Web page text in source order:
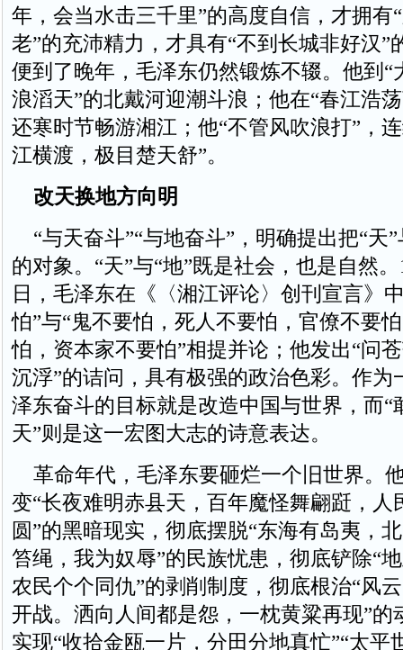
年，会当水击三千里”的高度自信，才拥有
老”的充沛精力，才具有“不到长城非好汉”
便到了晚年，毛泽东仍然锻炼不辍。他到“
浪滔天”的北戴河迎潮斗浪；他在“春江浩
还寒时节畅游湘江；他“不管风吹浪打”，
江横渡，极目楚天舒”。
改天换地方向明
“与天奋斗”“与地奋斗”，明确提出把“天”
的对象。“天”与“地”既是社会，也是自然
日，毛泽东在《〈湘江评论〉创刊宣言》
怕”与“鬼不要怕，死人不要怕，官僚不要
怕，资本家不要怕”相提并论；他发出“问
沉浮”的诘问，具有极强的政治色彩。作为
泽东奋斗的目标就是改造中国与世界，而“
天”则是这一宏图大志的诗意表达。
革命年代，毛泽东要砸烂一个旧世界。
变“长夜难明赤县天，百年魔怪舞翩跹，人
圆”的黑暗现实，彻底摆脱“东海有岛夷，
笞绳，我为奴辱”的民族忧患，彻底铲除“
农民个个同仇”的剥削制度，彻底根治“风
开战。洒向人间都是怨，一枕黄粱再现”的
实现“收拾金瓯一片，分田分地真忙”“太平